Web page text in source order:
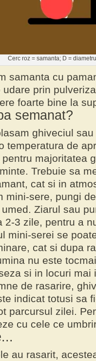
Cerc roz = samanta; D =
samanta cu
prin
foarte bine la
semanat?
ghiveciul
temperatura de
majoritatea
Trebuie sa
cat si in
mini-sere, pungi
Ziarul sau
2-3 zile, pentru a
mini-serei se
cat si dupa
nu este
si in locuri mai
de rasarire,
indicat totusi sa
parcursul zilei.
cu cele ce
au rasarit,